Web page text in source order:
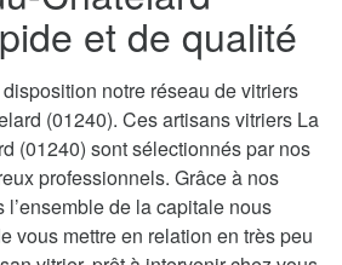
et de qualité
notre réseau de vitriers
(01240). Ces artisans vitriers La
(01240) sont sélectionnés par nos
professionnels. Grâce à nos
l’ensemble de la capitale nous
vous mettre en relation en très peu